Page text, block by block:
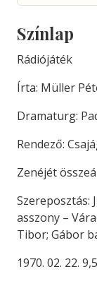
Színlap
Rádiójáték
Írta: Müller
Dramaturg:
Rendező:
Zenéjét
Szereposztás:
asszony –
Tibor; Gábor
1970. 02. 22.